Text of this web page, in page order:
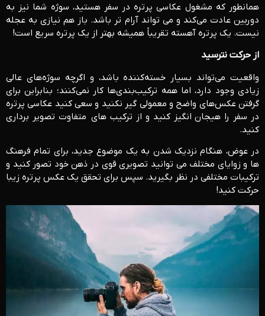
همانطور که مشغول عکاسی پرتره در سفر هستید، سوژه شما نیز به
دوربین عادت می‌کند و می تواند آرام تر باشد. باز هم نیازی به عجله
نیست. یک پرتره آهسته تقریباً همیشه بهتر از یک پرتره سریع است!
از حرکت نترسید
واقعیت می‌تواند بسیار خسته‌کننده باشد، و اگرچه سوژه‌های عالی
زیادی وجود دارد، اما همه ترکیب‌بندی‌ها کار نمی‌کنند؛ بنابراین برای
گرفتن عکس‌های واضح و معمولی گیر نکنید و سعی کنید عکاسی پرتره
در سفر را هیجان انگیز کنید و از ترکیب های متفاوت تصویر برداری
کنید.
در عوض، هنگام نزدیک شدن به یک موضوع جدید، برای تمام فرهنگ
ها و زوایای مختلف می توانید تصویری قوی در ذهن خود تصور کنید و
ترکیبات مختلفی در نظر بگیرید. سپس برای تحقق یک عکس پرتره زیبا
حرکت کنید!